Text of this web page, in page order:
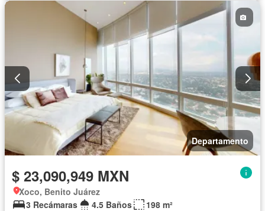
Departamento
$ 23,090,949 MXN
Xoco, Benito Juárez
3 Recámaras
4.5 Baños
198 m²